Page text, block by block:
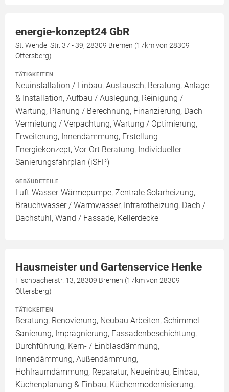
energie-konzept24 GbR
St. Wendel Str. 37 - 39, 28309 Bremen (17km von 28309
Ottersberg)
TÄTIGKEITEN
Neuinstallation / Einbau, Austausch, Beratung, Anlage
& Installation, Aufbau / Auslegung, Reinigung /
Wartung, Planung / Berechnung, Finanzierung, Dach
Vermietung / Verpachtung, Wartung / Optimierung,
Erweiterung, Innendämmung, Erstellung
Energiekonzept, Vor-Ort Beratung, Individueller
Sanierungsfahrplan (iSFP)
GEBÄUDETEILE
Luft-Wasser-Wärmepumpe, Zentrale Solarheizung,
Brauchwasser / Warmwasser, Infrarotheizung, Dach /
Dachstuhl, Wand / Fassade, Kellerdecke
Hausmeister und Gartenservice Henke
Fischbacherstr. 13, 28309 Bremen (17km von 28309
Ottersberg)
TÄTIGKEITEN
Beratung, Renovierung, Neubau Arbeiten, Schimmel-
Sanierung, Imprägnierung, Fassadenbeschichtung,
Durchführung, Kern- / Einblasdämmung,
Innendämmung, Außendämmung,
Hohlraumdämmung, Reparatur, Neueinbau, Einbau,
Küchenplanung & Einbau, Küchenmodernisierung,